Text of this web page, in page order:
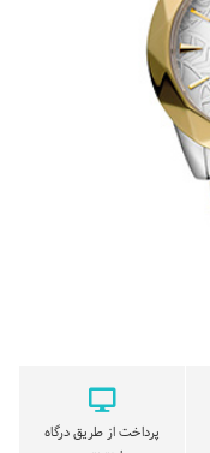
پرداخت از طریق درگاه